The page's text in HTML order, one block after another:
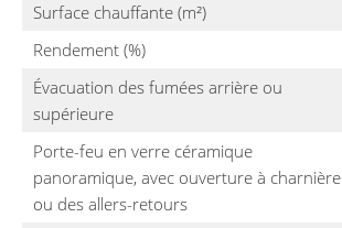
Surface chauffante (m²)
Rendement (%)
Évacuation des fumées arrière ou
supérieure
Porte-feu en verre céramique
panoramique, avec ouverture à charnière
ou des allers-retours